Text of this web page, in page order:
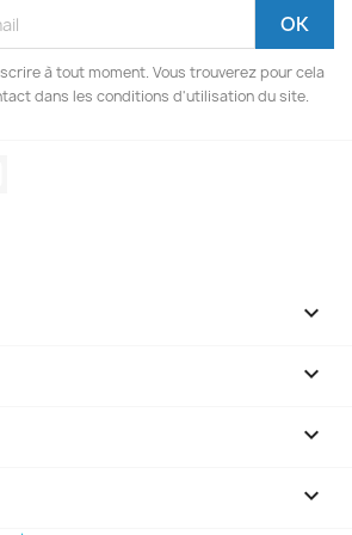
à tout moment. Vous trouverez pour cela
dans les conditions d'utilisation du site.



keyboard_arrow_down